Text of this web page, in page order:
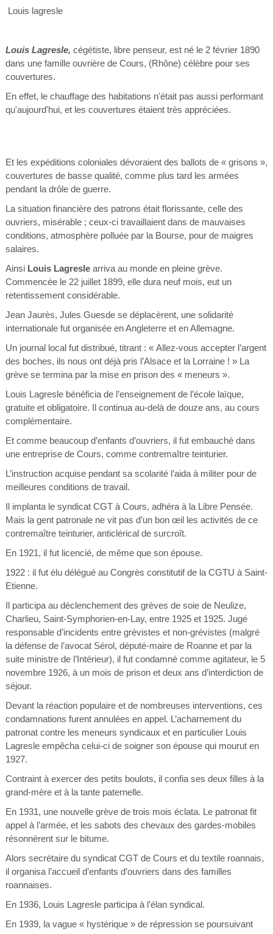
Louis lagresle
Louis Lagresle, cégétiste, libre penseur, est né le 2 février 1890
dans une famille ouvrière de Cours, (Rhône) célèbre pour ses
couvertures.
En effet, le chauffage des habitations n'était pas aussi performant
qu'aujourd'hui, et les couvertures étaient très appréciées.
Et les expéditions coloniales dévoraient des ballots de « grisons »,
couvertures de basse qualité, comme plus tard les armées
pendant la drôle de guerre.
La situation financière des patrons était florissante, celle des
ouvriers, misérable ; ceux-ci travaillaient dans de mauvaises
conditions, atmosphère polluée par la Bourse, pour de maigres
salaires.
Ainsi Louis Lagreslearriva au monde en pleine grève.
Commencée le 22 juillet 1899, elle dura neuf mois, eut un
retentissement considérable.
Jean Jaurès, Jules Guesde se déplacèrent, une solidarité
internationale fut organisée en Angleterre et en Allemagne.
Un journal local fut distribué, titrant : « Allez-vous accepter l’argent
des boches, ils nous ont déjà pris l’Alsace et la Lorraine ! » La
grève se termina par la mise en prison des « meneurs ».
Louis Lagresle bénéficia de l’enseignement de l’école laïque,
gratuite et obligatoire. Il continua au-delà de douze ans, au cours
complémentaire.
Et comme beaucoup d’enfants d’ouvriers, il fut embauché dans
une entreprise de Cours, comme contremaître teinturier.
L’instruction acquise pendant sa scolarité l’aida à militer pour de
meilleures conditions de travail.
Il implanta le syndicat CGT à Cours, adhéra à la Libre Pensée.
Mais la gent patronale ne vit pas d’un bon œil les activités de ce
contremaître teinturier, anticlérical de surcroît.
En 1921, il fut licencié, de même que son épouse.
1922 : il fut élu délégué au Congrès constitutif de la CGTU à Saint-
Etienne.
Il participa au déclenchement des grèves de soie de Neulize,
Charlieu, Saint-Symphorien-en-Lay, entre 1925 et 1925. Jugé
responsable d’incidents entre grévistes et non-grévistes (malgré
la défense de l’avocat Sérol, député-maire de Roanne et par la
suite ministre de l’Intérieur), il fut condamné comme agitateur, le 5
novembre 1926, à un mois de prison et deux ans d’interdiction de
séjour.
Devant la réaction populaire et de nombreuses interventions, ces
condamnations furent annulées en appel. L’acharnement du
patronat contre les meneurs syndicaux et en particulier Louis
Lagresle empêcha celui-ci de soigner son épouse qui mourut en
1927.
Contraint à exercer des petits boulots, il confia ses deux filles à la
grand-mère et à la tante paternelle.
En 1931, une nouvelle grève de trois mois éclata. Le patronat fit
appel à l’armée, et les sabots des chevaux des gardes-mobiles
résonnèrent sur le bitume.
Alors secrétaire du syndicat CGT de Cours et du textile roannais,
il organisa l’accueil d’enfants d’ouvriers dans des familles
roannaises.
En 1936, Louis Lagresle participa à l’élan syndical.
En 1939, la vague « hystérique » de répression se poursuivant